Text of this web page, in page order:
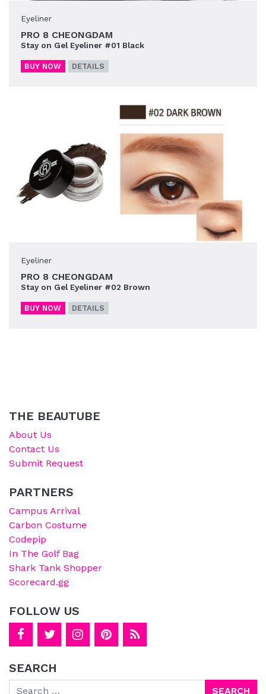
Eyeliner
PRO 8 CHEONGDAM
Stay on Gel Eyeliner #01 Black
BUY NOW DETAILS
Eyeliner
PRO 8 CHEONGDAM
Stay on Gel Eyeliner #02 Brown
BUY NOW DETAILS
THE BEAUTUBE
About Us
Contact Us
Submit Request
PARTNERS
Campus Arrival
Carbon Costume
Codepip
In The Golf Bag
Shark Tank Shopper
Scorecard.gg
FOLLOW US
SEARCH
Search